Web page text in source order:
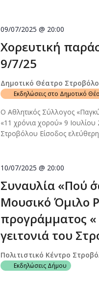
Χορευτική
9/7/25
09/07/2025 @ 20:00
Δημοτικό Θέατρο
Εκδηλώσεις στο Δημοτικό
Ο Αθλητικός Σύλλογος
«11 χρόνια χορού» 9
Στροβόλου Είσοδος ελεύθερη
Συναυλία «Πού
Μουσικό Όμιλο
προγράμματος «
γειτονιά του
10/07/2025 @ 20:00
Πολιτιστικό Κέντρο
Εκδηλώσεις Δήμου